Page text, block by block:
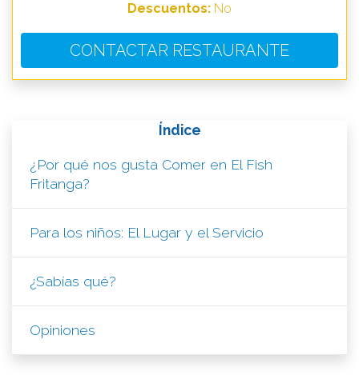
Descuentos: No
CONTACTAR RESTAURANTE
Índice
¿Por qué nos gusta Comer en El Fish
Fritanga?
Para los niños: El Lugar y el Servicio
¿Sabías qué?
Opiniones